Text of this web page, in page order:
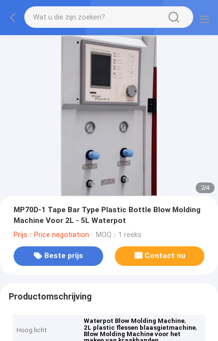
2/4
MP70D-1 Tape Bar Type Plastic Bottle Blow Molding
Machine Voor 2L - 5L Waterpot
Prijs：Price negotiation MOQ：1 reeks
Beste prijs Contact nu
Productomschrijving
Hoog licht
Waterpot Blow Molding Machine,
2L plastic flessen blaasgietmachine,
Blow Molding Machine voor het